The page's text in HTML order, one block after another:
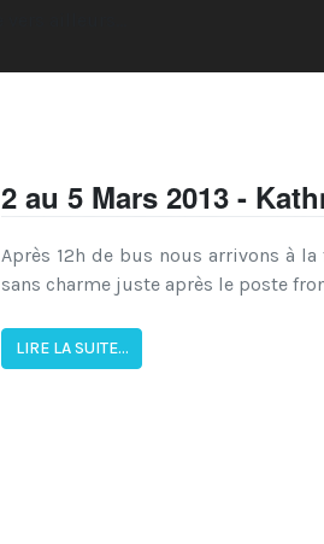
2 au 5 Mars 2013 -
Après 12h de bus nous arrivons à
sans charme juste après le poste
LIRE LA SUITE...